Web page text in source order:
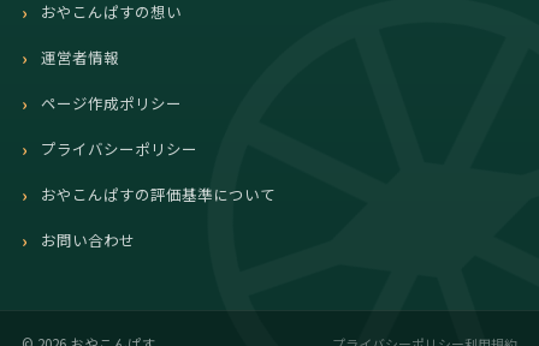
おやこんぱすの想い
運営者情報
ページ作成ポリシー
プライバシーポリシー
おやこんぱすの評価基準について
お問い合わせ